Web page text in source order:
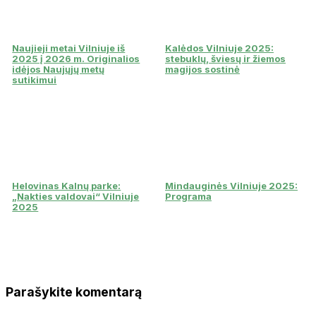
Naujieji metai Vilniuje iš
2025 į 2026 m. Originalios
idėjos Naujųjų metų
sutikimui
Kalėdos Vilniuje 2025:
stebuklų, šviesų ir žiemos
magijos sostinė
Helovinas Kalnų parke:
„Nakties valdovai“ Vilniuje
2025
Mindauginės Vilniuje 2025:
Programa
Parašykite komentarą